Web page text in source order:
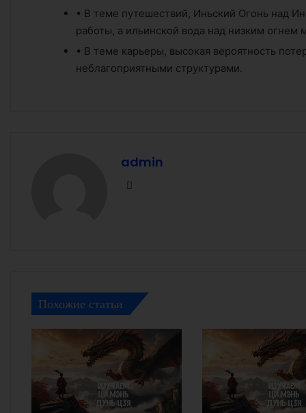
• В теме путешествий, Иньский Огонь над
работы, а ильинской вода над низким
• В теме карьеры, высокая вероятность
неблагоприятными структурами.
admin
Похожие статьи